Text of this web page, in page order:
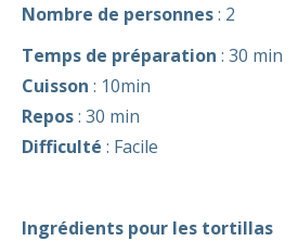
Nombre de personnes: 2
Temps de préparation : 30 min
Cuisson : 10min
Repos: 30 min
Difficulté : Facile
Ingrédients pour les tortillas